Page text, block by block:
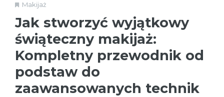
Makijaż
Jak stworzyć wyjątkowy
świąteczny makijaż:
Kompletny przewodnik od
podstaw do
zaawansowanych technik